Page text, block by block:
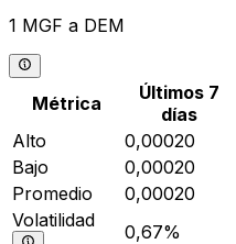
1 MGF a DEM
Métrica
Últimos 7
días
Alto
0,00020
Bajo
0,00020
Promedio
0,00020
Volatilidad
0,67%